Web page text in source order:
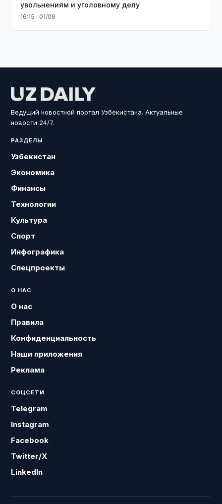
увольнениям и уголовному делу
16:15 · 01/08
Ведущий новостной портал Узбекистана. Актуальные
новости 24/7.
РАЗДЕЛЫ
Узбекистан
Экономика
Финансы
Технологии
Культура
Спорт
Инфографика
Спецпроекты
О НАС
О нас
Правила
Конфиденциальность
Наши приложения
Реклама
СОЦСЕТИ
Telegram
Instagram
Facebook
Twitter/X
LinkedIn